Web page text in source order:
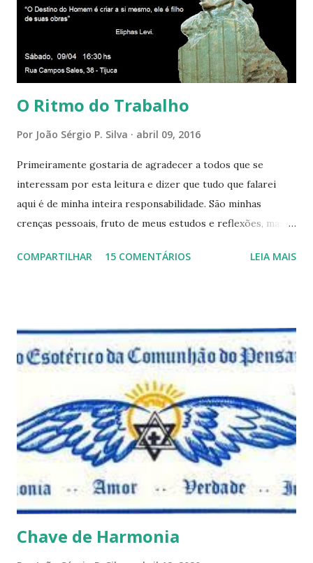
presença aqui: é a presença da Harmonia, que faz vibrar
todos os corações de Felicidade e Alegria. Quem quer que
aqui entre, sentirá as vibrações da Divina Harmonia. Há uma
só presença aqui: é a...
O Ritmo do Trabalho
Por João Sérgio P. Silva abril 09, 2016
Primeiramente gostaria de agradecer a todos que se
interessam por esta leitura e dizer que tudo que falarei
aqui é de minha inteira responsabilidade. São minhas
crenças pessoais, fruto de meus estudos e reflexões, mas
porque nem mesmo eu as tenho desta forma. Eu vos
e talvez contraditória a sua própria visão. Durante todo
este mês estaremos debatendo este tema e gostaríamos de
convida-lo a deixar seus comentários e reflexões no final
do texto clicando em novo comentário e acompanhar as
respostas e sugestões dos demais. Não estranhem o fato
de que teremos mais perguntas do que respostas, mais
reflexões do que formulações prontas, pois as perguntas
parecem contribuir mais para o aprendizado do que as
afirmações. Quem de nós pode de fato afirmar alguma coi...
COMPARTILHAR 15 COMENTÁRIOS LEIA MAIS
Chave de Harmonia